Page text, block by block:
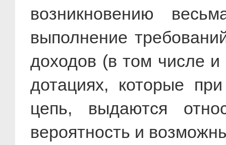
возникновению
выполнение
доходов (в том числе
дотациях, которые
цепь, выдаются
вероятность и